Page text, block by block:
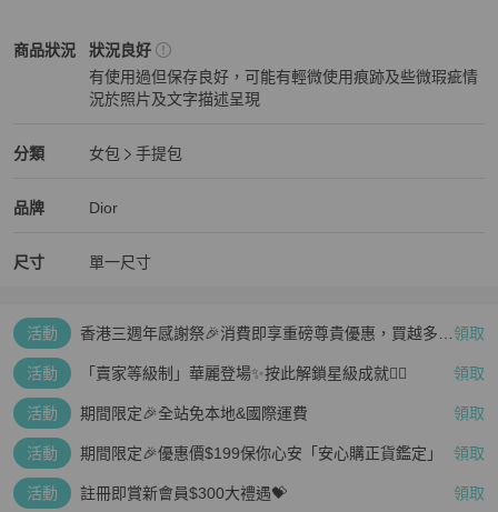
商品狀況
Dior女包商品狀態與細節
狀況良好
有使用過但保存良好，可能有輕微使用痕跡及些微瑕疵情
況於照片及文字描述呈現
分類
Dior女包 分類資訊
女包
手提包
品牌
Dior精品 女包品牌介紹
Dior
Dior推薦清單
尺寸 單一尺寸
活動
香港三週年感謝祭🎉消費即享重磅尊貴優惠，買越多、 領取
活動 「賣家等級制」華麗登場✨按此解鎖星級成就👆🏻 領取
活動 期間限定🎉全站免本地&國際運費 領取
活動 期間限定🎉優惠價$199保你心安「安心購正貨鑑定」 領取
活動 註冊即賞新會員$300大禮遇💝 領取